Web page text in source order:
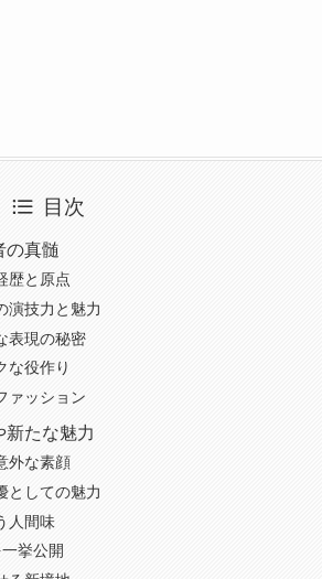
目次
の真髄
歴と原点
演技力と魅力
表現の秘密
な役作り
ァッション
新たな魅力
外な素顔
としての魅力
人間味
挙公開